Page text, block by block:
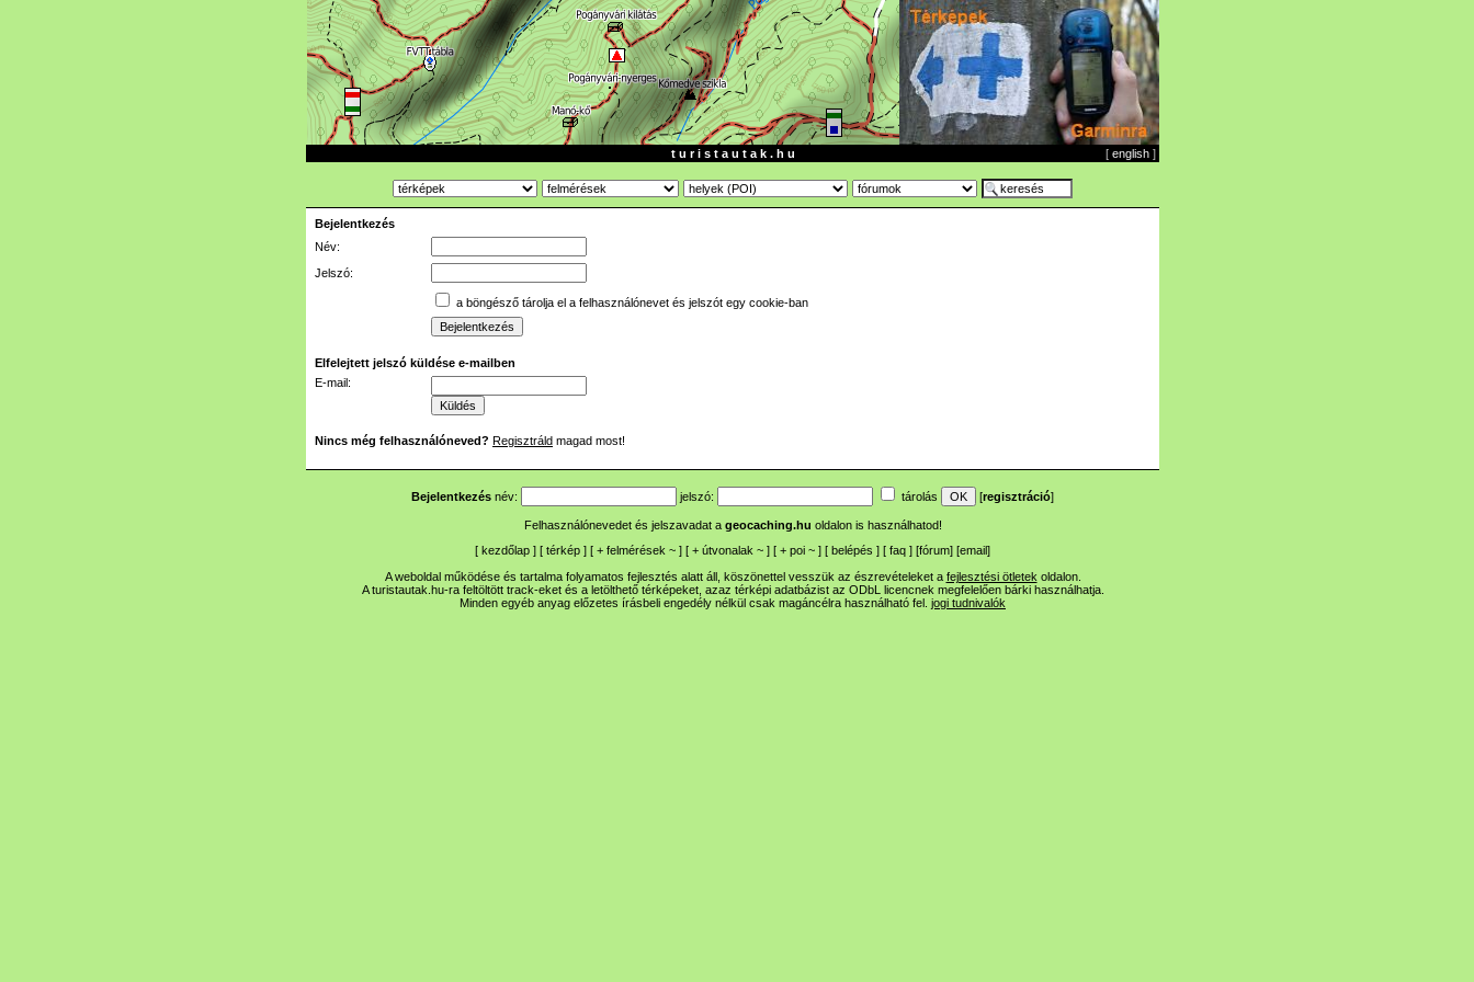
t u r i s t a u t a k . h u [ english ]
Bejelentkezés
Név:
Jelszó:
a böngésző tárolja el a felhasználónevet és jelszót egy cookie-ban
Elfelejtett jelszó küldése e-mailben
E-mail:
Nincs még felhasználóneved? Regisztráld magad most!
Bejelentkezés név: jelszó: tárolás [regisztráció]
Felhasználónevedet és jelszavadat a geocaching.hu oldalon is használhatod!
[ kezdőlap ] [ térkép ] [ + felmérések ~ ] [ + útvonalak ~ ] [ + poi ~ ] [ belépés ] [ faq ] [fórum] [email]
A weboldal működése és tartalma folyamatos fejlesztés alatt áll, köszönettel vesszük az észrevételeket a fejlesztési ötletek oldalon.
A turistautak.hu-ra feltöltött track-eket és a letölthető térképeket, azaz térképi adatbázist az ODbL licencnek megfelelően bárki használhatja.
Minden egyéb anyag előzetes írásbeli engedély nélkül csak magáncélra használható fel. jogi tudnivalók